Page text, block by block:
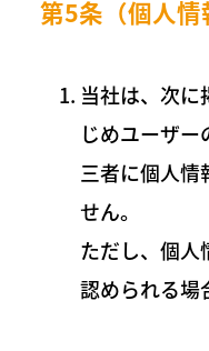
第5条（個人情
当社は、次に
じめユーザ
三者に個人情
せん。
ただし、個人
認められる場